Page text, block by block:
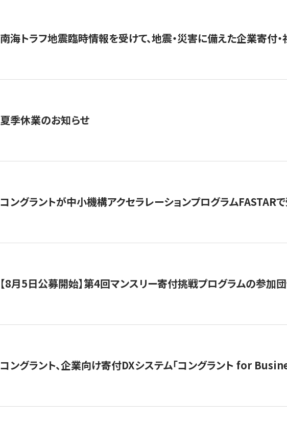
南海トラフ地震臨時情報を受けて、地震・災害に備えた企業寄付
夏季休業のお知らせ
コングラントが中小機構アクセラレーションプログラムFASTAR
【8月5日公募開始】第4回マンスリー寄付挑戦プログラムの参加
コングラント、企業向け寄付DXシステム「コングラント for